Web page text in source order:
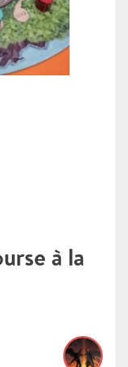
à la